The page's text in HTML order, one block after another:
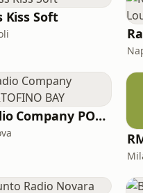
Kiss Soft
Radio Company PORTOFINO BAY